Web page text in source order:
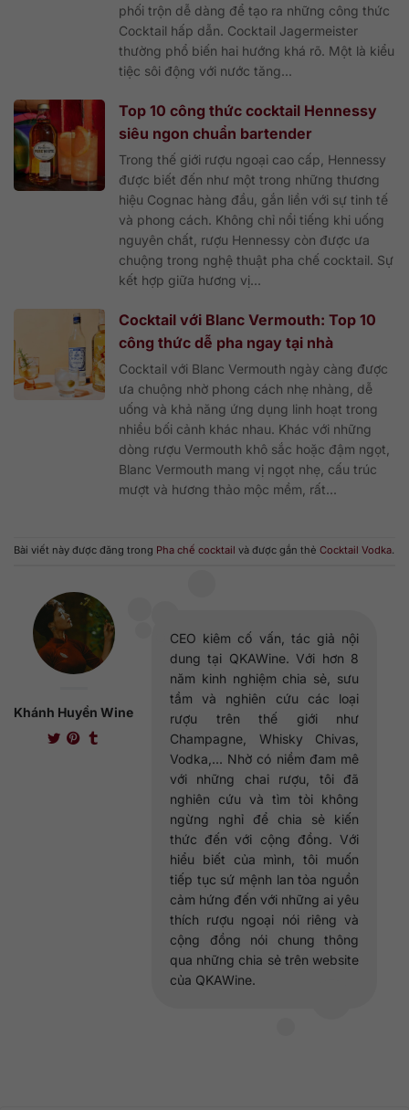
phối trộn dễ dàng để tạo ra những công thức
Cocktail hấp dẫn. Cocktail Jagermeister
thường phổ biến hai hướng khá rõ. Một là kiểu
tiệc sôi động với nước tăng...
Top 10 công thức cocktail Hennessy
siêu ngon chuẩn bartender
Trong thế giới rượu ngoại cao cấp, Hennessy
được biết đến như một trong những thương
hiệu Cognac hàng đầu, gắn liền với sự tinh tế
và phong cách. Không chỉ nổi tiếng khi uống
nguyên chất, rượu Hennessy còn được ưa
chuộng trong nghệ thuật pha chế cocktail. Sự
kết hợp giữa hương vị...
Cocktail với Blanc Vermouth: Top 10
công thức dễ pha ngay tại nhà
Cocktail với Blanc Vermouth ngày càng được
ưa chuộng nhờ phong cách nhẹ nhàng, dễ
uống và khả năng ứng dụng linh hoạt trong
nhiều bối cảnh khác nhau. Khác với những
dòng rượu Vermouth khô sắc hoặc đậm ngọt,
Blanc Vermouth mang vị ngọt nhẹ, cấu trúc
mượt và hương thảo mộc mềm, rất...
Bài viết này được đăng trong Pha chế cocktail và được gắn thẻ Cocktail Vodka.
Khánh Huyền Wine
CEO kiêm cố vấn, tác giả nội
dung tại QKAWine. Với hơn 8
năm kinh nghiệm chia sẻ, sưu
tầm và nghiên cứu các loại
rượu trên thế giới như
Champagne, Whisky Chivas,
Vodka,... Nhờ có niềm đam mê
với những chai rượu, tôi đã
nghiên cứu và tìm tòi không
ngừng nghỉ để chia sẻ kiến
thức đến với cộng đồng. Với
hiểu biết của mình, tôi muốn
tiếp tục sứ mệnh lan tỏa nguồn
cảm hứng đến với những ai yêu
thích rượu ngoại nói riêng và
cộng đồng nói chung thông
qua những chia sẻ trên website
của QKAWine.